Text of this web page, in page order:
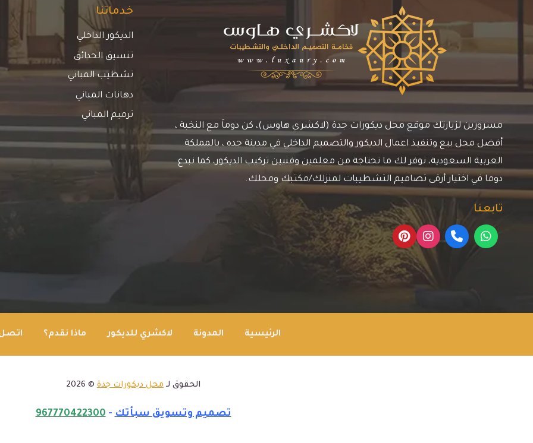
مسرورين لزيارتك موقع محل ديكورات جدة (لاكشري هاوس)، كن دوماَ مع النخبة ،
أفضل محل بيع وتنفيذ اعمال الديكور والتصميم الداخلي في مدينة جده ، بالمملكة
العربية السعودية، نوفر لك ما تحتاجة من معلمين وفنيين تركيب الديكور، كما نبدع
دوما في اختيار أرقى تصاميم التشطيبات لمنزلك/مكتبك ومحلك.
تابعنا
خدماتنا
الديكور الداخلي
تنسيق الحدائق
تشطيب المباني
دهانات المباني
ترميم المباني
الرئيسية المدونة لاكشري للديكور ماذا نقدم؟ اتصل
الحقوق لـ محل ديكورات جدة © 2026
تصميم وتسويق سبأتك-
967770422300